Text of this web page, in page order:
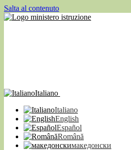
Salta al contenuto
Italiano
Italiano
English
Español
Română
македонски